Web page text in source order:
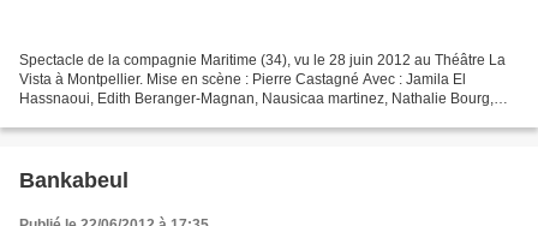
Spectacle de la compagnie Maritime (34), vu le 28 juin 2012 au Théâtre La
Vista à Montpellier. Mise en scène : Pierre Castagné Avec : Jamila El
Hassnaoui, Edith Beranger-Magnan, Nausicaa martinez, Nathalie Bourg,
Bankabeul